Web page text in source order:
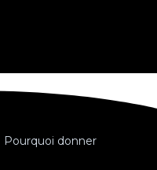
Pourquoi donner